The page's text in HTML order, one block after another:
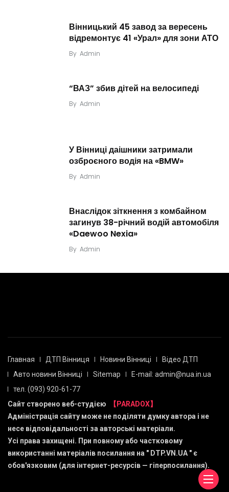
Вінницький 45 завод за вересень
відремонтує 41 «Урал» для зони АТО
By Admin
“ВАЗ” збив дітей на велосипеді
By Admin
У Вінниці даішники затримали
озброєного водія на «BMW»
By Admin
Внаслідок зіткнення з комбайном
загинув 38-річний водій автомобіля
«Daewoo Nexia»
By Admin
Главная ДТП Вінниця Новини Вінниці
Відео ДТП
Авто новини Вінниці
Sitemap
E-mail: admin@nua.in.ua
тел. (093) 920-61-77
Сайт створено веб-студією
【PARADOX】
Адміністрація сайту може не поділяти думку автора і не
несе відповідальності за авторські матеріали.
Усі права захищені. При повному або частковому
використанні матеріалів посилання на " DTP.VN.UA " є
обов'язковим (для інтернет-ресурсів — гіперпосилання).